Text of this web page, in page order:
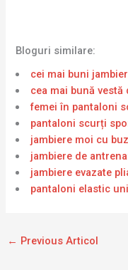
Bloguri similare:
cei mai buni
cea mai bună vestă
femei în pantaloni
pantaloni scurți
jambiere moi cu
jambiere de
jambiere evazate
pantaloni elastic
← Previous Articol